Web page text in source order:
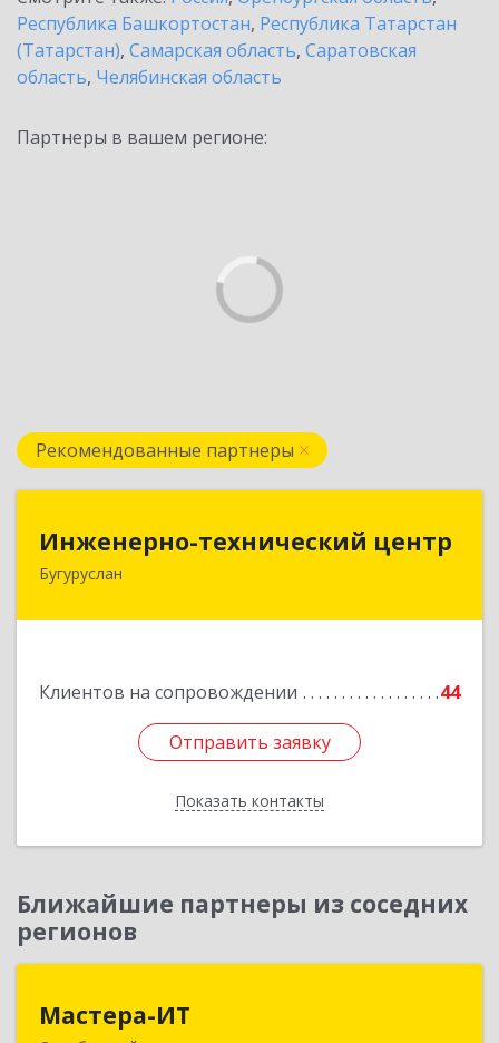
Республика Башкортостан, Республика Татарстан
(Татарстан), Самарская область, Саратовская
область, Челябинская область
Партнеры в вашем регионе:
Рекомендованные партнеры
Инженерно-технический центр
Бугуруслан
Клиентов на сопровождении 44
Отправить заявку
Показать контакты
Инженерно-технический центр
461633, Оренбургская обл, Бугуруслан г,
Отправить заявку
Назад
Ближайшие партнеры из соседних
регионов
Мастера-ИТ